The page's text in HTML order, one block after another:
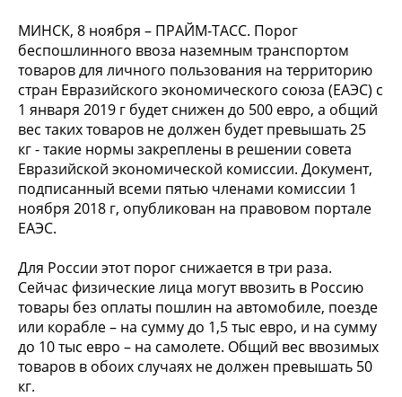
МИНСК, 8 ноября – ПРАЙМ-ТАСС. Порог
беспошлинного ввоза наземным транспортом
товаров для личного пользования на территорию
стран Евразийского экономического союза (ЕАЭС) с
1 января 2019 г будет снижен до 500 евро, а общий
вес таких товаров не должен будет превышать 25
кг - такие нормы закреплены в решении совета
Евразийской экономической комиссии. Документ,
подписанный всеми пятью членами комиссии 1
ноября 2018 г, опубликован на правовом портале
ЕАЭС.
Для России этот порог снижается в три раза.
Сейчас физические лица могут ввозить в Россию
товары без оплаты пошлин на автомобиле, поезде
или корабле – на сумму до 1,5 тыс евро, и на сумму
до 10 тыс евро – на самолете. Общий вес ввозимых
товаров в обоих случаях не должен превышать 50
кг.